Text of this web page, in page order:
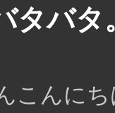
タバタ
こんにち